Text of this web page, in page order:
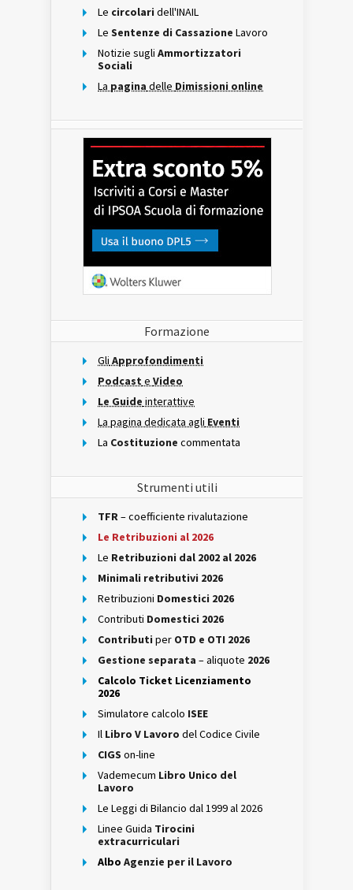
Le circolari dell'INAIL
Le Sentenze di Cassazione Lavoro
Notizie sugli Ammortizzatori
Sociali
La pagina delle Dimissioni online
Formazione
Gli Approfondimenti
Podcast e Video
Le Guide interattive
La pagina dedicata agli Eventi
La Costituzione commentata
Strumenti utili
TFR– coefficiente rivalutazione
Le Retribuzioni al 2026
Le Retribuzioni dal 2002 al 2026
Minimali retributivi 2026
Retribuzioni Domestici 2026
Contributi Domestici 2026
Contributi per OTD e OTI 2026
Gestione separata – aliquote 2026
Calcolo Ticket Licenziamento
2026
Simulatore calcolo ISEE
Il Libro V Lavoro del Codice Civile
CIGS on-line
Vademecum Libro Unico del
Lavoro
Le Leggi di Bilancio dal 1999 al 2026
Linee Guida Tirocini
extracurriculari
Albo Agenzie per il Lavoro